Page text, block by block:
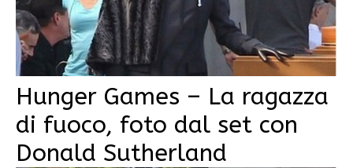
Hunger Games – La ragazza
di fuoco, foto dal set con
Donald Sutherland